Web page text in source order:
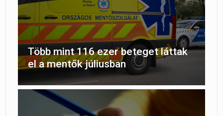
Több mint 116 ezer beteget láttak
el a mentők júliusban